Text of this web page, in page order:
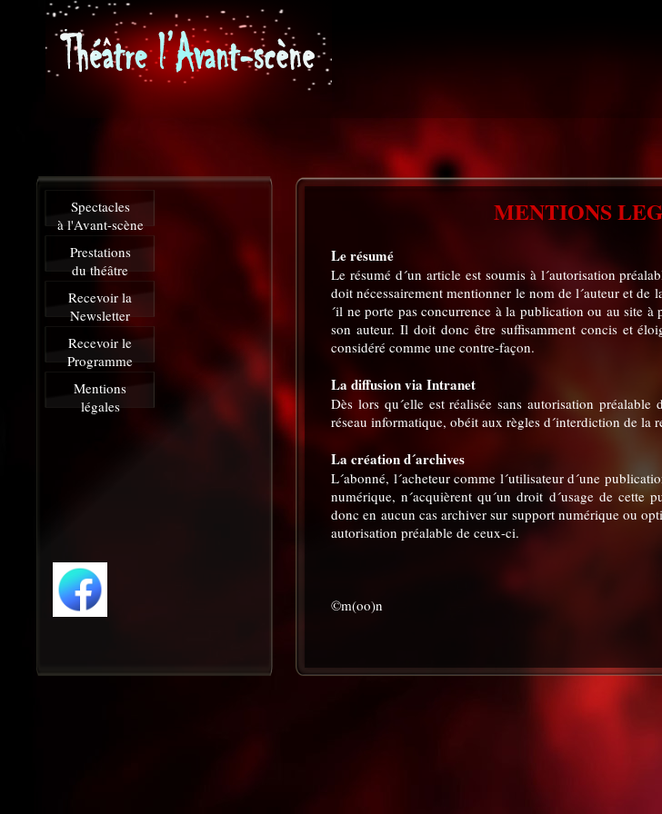
Spectacles
à l'Avant-scène
Prestations
du théâtre
Recevoir la
Newsletter
Recevoir le
Programme
Mentions
légales
MENTIONS
Le résumé
Le résumé d´un article est soumis à l´autorisation
doit nécessairement mentionner le nom de l´auteur et de
´il ne porte pas concurrence à la publication ou au site à
son auteur. Il doit donc être suffisamment concis et
considéré comme une contre-façon.
La diffusion via Intranet
Dès lors qu´elle est réalisée sans autorisation
réseau informatique, obéit aux règles d´interdiction de la
La création d´archives
L´abonné, l´acheteur comme l´utilisateur d´une
numérique, n´acquièrent qu´un droit d´usage de
donc en aucun cas archiver sur support numérique ou
autorisation préalable de ceux-ci.
©m(oo)n